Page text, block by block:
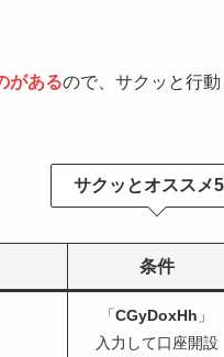
があるので、サクッと行
サクッとオススメ
条件
「CGyDoxHh 」
入力して口座開設